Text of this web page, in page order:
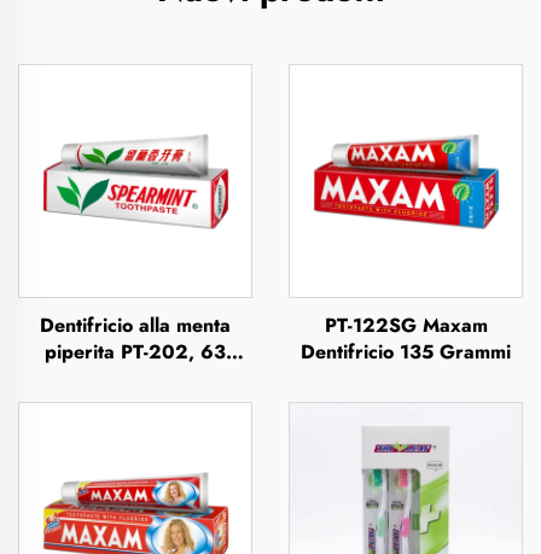
Dentifricio alla menta
piperita PT-202, 63
PT-122SG Maxam
Dentifricio 135 Grammi